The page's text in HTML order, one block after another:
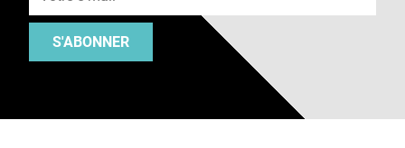
S'ABONNER